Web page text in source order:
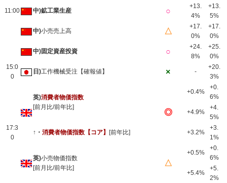
11:00 中)鉱工業生産 ○
+13.
4%
+13.
5%
中)小売売上高 △
+17.
0%
+17.
0%
中)固定資産投資 ○
+24.
8%
+25.
0%
15:0
0
日)工作機械受注【確報値】 × -
+20.
3%
17:3
0
英)消費者物価指数
[前月比/前年比]
◎
+0.4%
+0.
6%
+4.9%
+4.
5%
↑・ 消費者物価指数 【コア】 [前年比] +3.2%
+3.
1%
英)小売物価指数
[前月比/前年比]
△
+0.5%
+0.
6%
+5.4%
+5.
2%